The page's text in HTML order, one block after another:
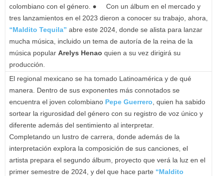
colombiano con el género. ● Con un álbum en el mercado y
tres lanzamientos en el 2023 dieron a conocer su trabajo, ahora,
“Maldito Tequila” abre este 2024, donde se alista para lanzar
mucha música, incluido un tema de autoría de la reina de la
música popular Arelys Henao quien a su vez dirigirá su
producción.
El regional mexicano se ha tomado Latinoamérica y de qué
manera. Dentro de sus exponentes más connotados se
encuentra el joven colombiano Pepe Guerrero , quien ha sabido
sortear la rigurosidad del género con su registro de voz único y
diferente además del sentimiento al interpretar.
Completando un lustro de carrera, donde además de la
interpretación explora la composición de sus canciones, el
artista prepara el segundo álbum, proyecto que verá la luz en el
primer semestre de 2024, y del que hace parte “Maldito